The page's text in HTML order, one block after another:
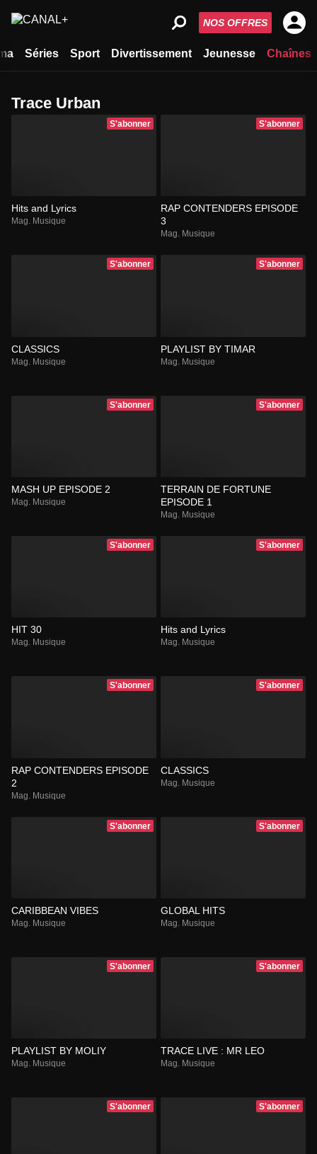
Séries Sport Divertissement Jeunesse Chaînes
NOS OFFRES
Trace Urban
S'abonner
Hits and Lyrics
Mag. Musique
S'abonner
RAP CONTENDERS EPISODE
3
Mag. Musique
S'abonner
CLASSICS
Mag. Musique
S'abonner
PLAYLIST BY TIMAR
Mag. Musique
S'abonner
MASH UP EPISODE 2
Mag. Musique
S'abonner
TERRAIN DE FORTUNE
EPISODE 1
Mag. Musique
S'abonner
HIT 30
Mag. Musique
S'abonner
Hits and Lyrics
Mag. Musique
S'abonner
RAP CONTENDERS EPISODE
2
Mag. Musique
S'abonner
CLASSICS
Mag. Musique
S'abonner
CARIBBEAN VIBES
Mag. Musique
S'abonner
GLOBAL HITS
Mag. Musique
S'abonner
PLAYLIST BY MOLIY
Mag. Musique
S'abonner
TRACE LIVE : MR LEO
Mag. Musique
S'abonner S'abonner